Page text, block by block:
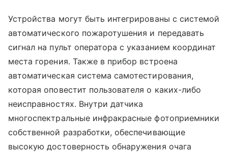
Устройства могут быть интегрированы с системой
автоматического пожаротушения и передавать
сигнал на пульт оператора с указанием координат
места горения. Также в прибор встроена
автоматическая система самотестирования,
которая оповестит пользователя о каких-либо
неисправностях. Внутри датчика
многоспектральные инфракрасные фотоприемники
собственной разработки, обеспечивающие
высокую достоверность обнаружения очага